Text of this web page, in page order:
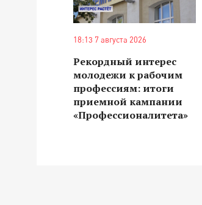
18:13 7 августа 2026
Рекордный интерес
молодежи к рабочим
профессиям: итоги
приемной кампании
«Профессионалитета»